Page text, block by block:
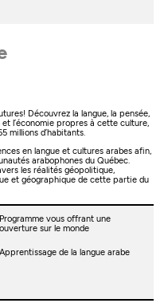
Découvrez la langue, la pensée,
l’économie propres à cette culture,
millions d’habitants.
en langue et cultures arabes afin,
arabophones du Québec.
les réalités géopolitique,
et géographique de cette partie du
Programme vous offrant une
ouverture sur le monde
Apprentissage de la langue arabe